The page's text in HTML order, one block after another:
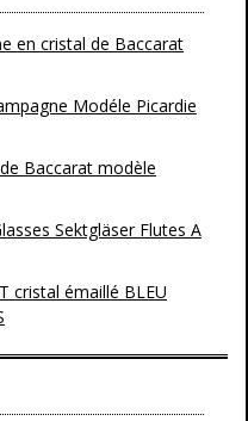
en cristal de Baccarat
Modéle Picardie
Baccarat modèle
Sektgläser Flutes A
cristal émaillé BLEU